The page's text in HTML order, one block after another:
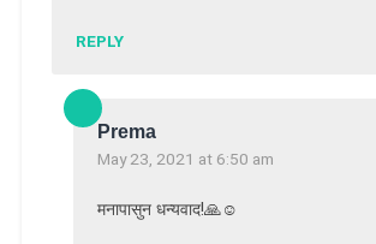
REPLY
Prema
May 23, 2021 at 6:50 am
मनापासुन धन्यवाद!🙏☺️